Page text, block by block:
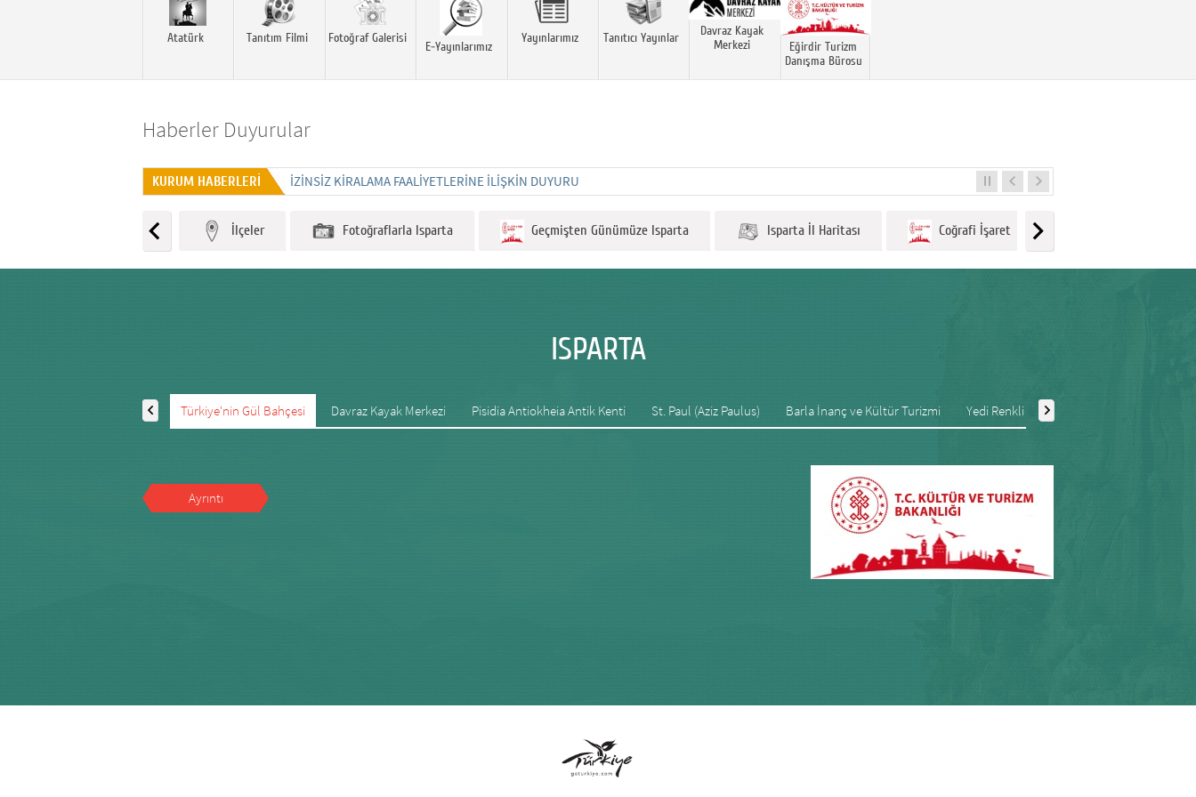
Atatürk Tanıtım Filmi Fotoğraf Galerisi
E-Yayınlarımız
Yayınlarımız Tanıtıcı Yayınlar
Davraz Kayak
Merkezi
Eğirdir Turizm
Danışma Bürosu
Haberler Duyurular
KURUM HABERLERİ İZINSIZ KIRALAMA FAALIYETLERINE İLIŞKIN DUYURU
İlçeler Fotoğraflarla Isparta Geçmişten Günümüze Isparta Isparta İl Haritası Coğrafi İşaret
ISPARTA
Türkiye'nin Gül Bahçesi Davraz Kayak Merkezi Pisidia Antiokheia Antik Kenti St. Paul (Aziz Paulus) Barla İnanç ve Kültür Turizmi Yedi Renkli Göl Eğirdir
Ayrıntı